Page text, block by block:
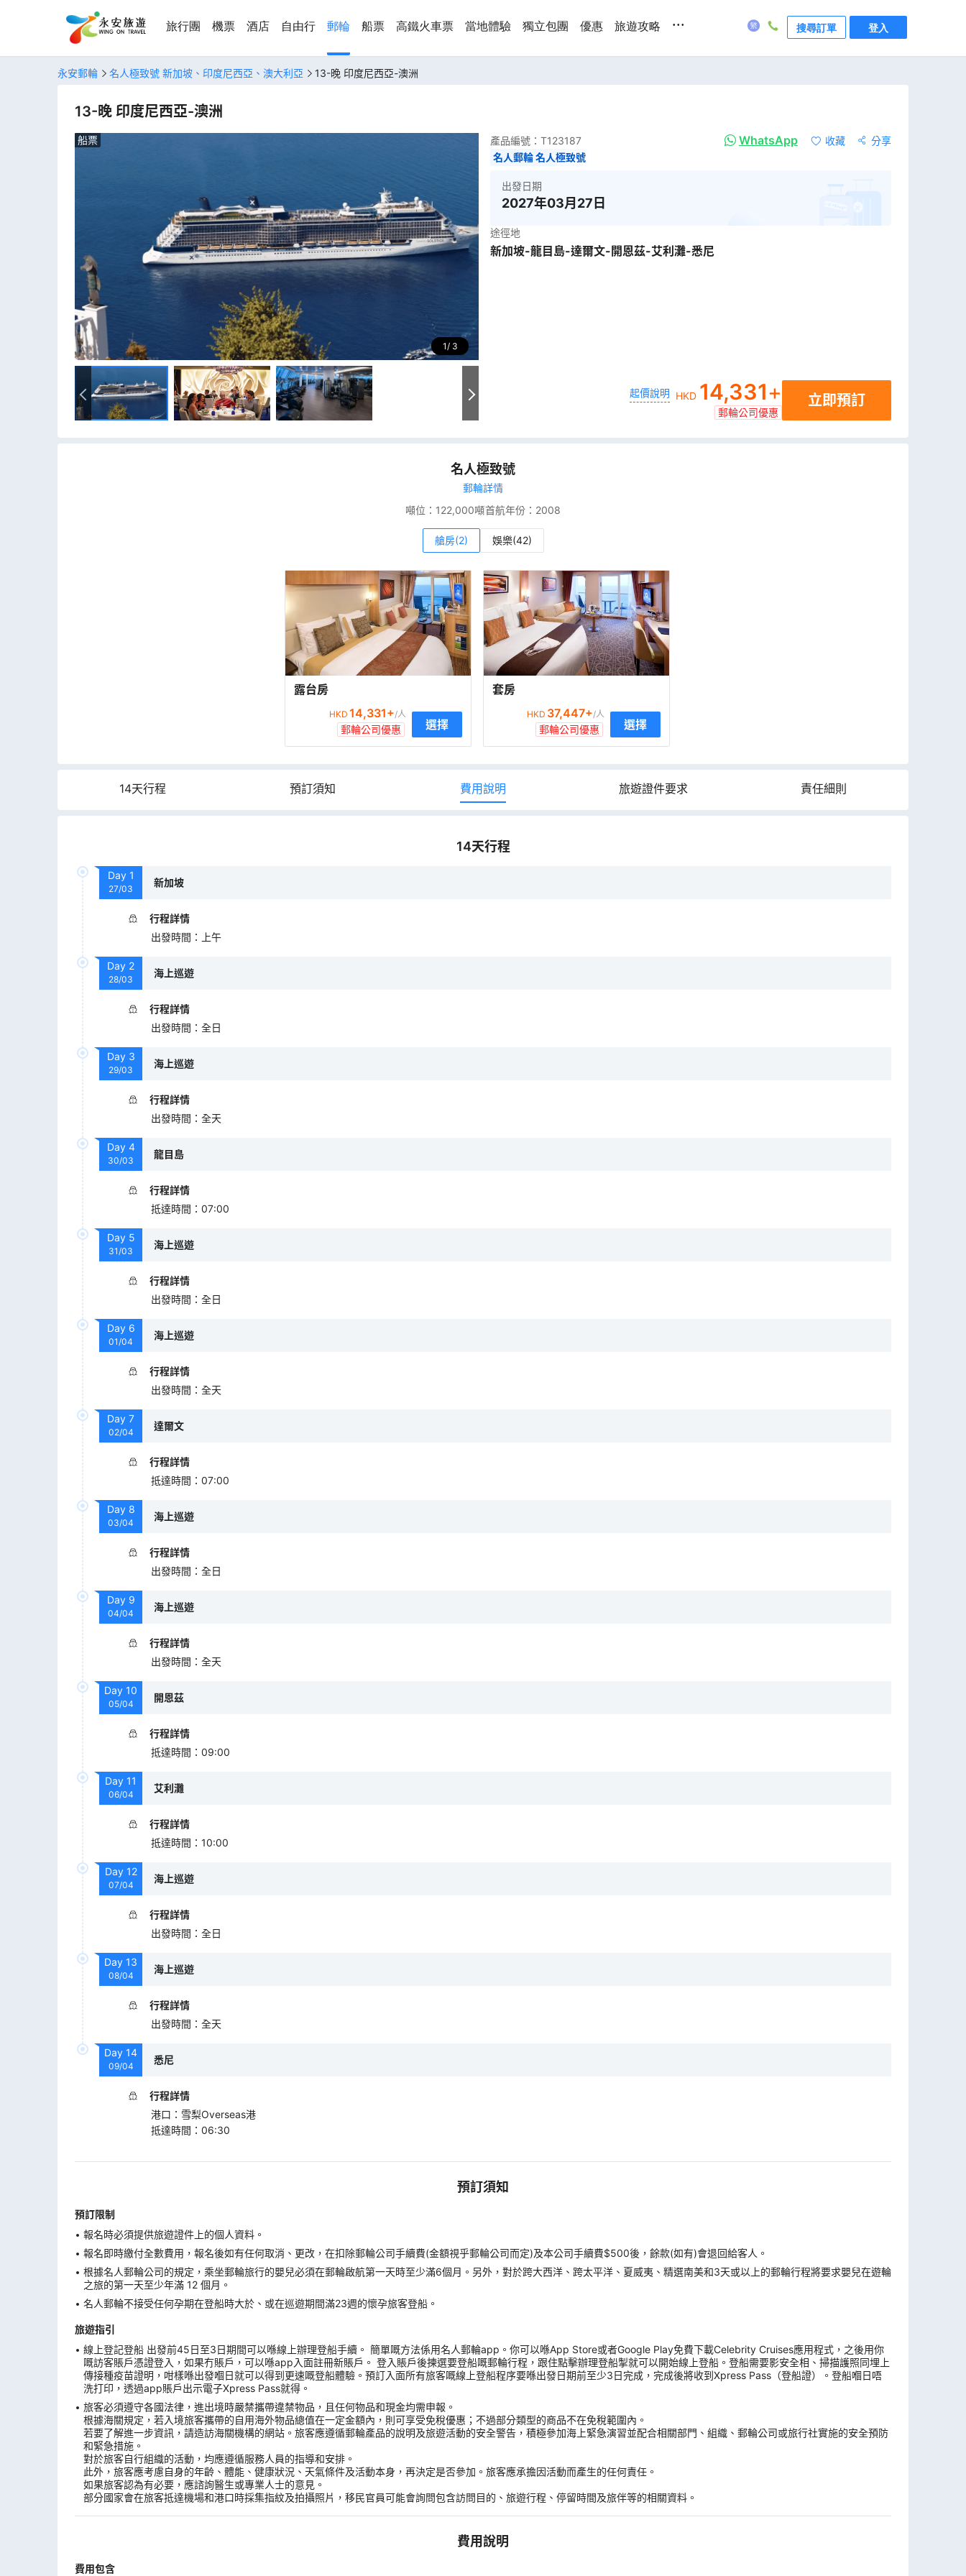
旅行團 機票 酒店 自由行 郵輪 船票 高鐵火車票 當地體驗 獨立包團 優惠 旅遊攻略 ... 搜尋訂單 登入
永安郵輪 名人極致號 新加坡、印度尼西亞、澳大利亞 13-晚 印度尼西亞-澳洲
13-晚 印度尼西亞-澳洲
1 3
船票 產品編號： T123187 WhatsApp 收藏
分享
名人郵輪 名人極致號
出發日期
2027年03月27日
途徑地
新加坡-龍目島-達爾文-開恩茲-艾利灘-悉尼
起價說明 HKD 14,331+
郵輪公司優惠
立即預訂
名人極致號
郵輪詳情
噸位： 122,000噸首航年份： 2008
艙房(2) 娛樂(42)
露台房
HKD 14,331+/人
郵輪公司優惠 選擇
套房
HKD 37,447+/人
郵輪公司優惠 選擇
14天行程 預訂須知 費用說明 旅遊證件要求 責任細則
14天行程
Day 1
27/03
新加坡
行程詳情
出發時間 ： 上午
Day 2
28/03
海上巡遊
行程詳情
出發時間 ： 全日
Day 3
29/03
海上巡遊
行程詳情
出發時間 ： 全天
Day 4
30/03
龍目島
行程詳情
抵達時間 ： 07:00
Day 5
31/03
海上巡遊
行程詳情
出發時間 ： 全日
Day 6
01/04
海上巡遊
行程詳情
出發時間 ： 全天
Day 7
02/04
達爾文
行程詳情
抵達時間 ： 07:00
Day 8
03/04
海上巡遊
行程詳情
出發時間 ： 全日
Day 9
04/04
海上巡遊
行程詳情
出發時間 ： 全天
Day 10
05/04
開恩茲
行程詳情
抵達時間 ： 09:00
Day 11
06/04
艾利灘
行程詳情
抵達時間 ： 10:00
Day 12
07/04
海上巡遊
行程詳情
出發時間 ： 全日
Day 13
08/04
海上巡遊
行程詳情
出發時間 ： 全天
Day 14
09/04
悉尼
行程詳情
港口 ： 雪梨Overseas港
抵達時間 ： 06:30
預訂須知
預訂限制
報名時必須提供旅遊證件上的個人資料。
報名即時繳付全數費用，報名後如有任何取消、更改，在扣除郵輪公司手續費(金額視乎郵輪公司而定)及本公司手續費$500後，餘款(如有)會退回給客人。
根據名人郵輪公司的規定，乘坐郵輪旅行的嬰兒必須在郵輪啟航第一天時至少滿6個月。另外，對於跨大西洋、跨太平洋、夏威夷、精選南美和3天或以上的郵輪行程將要求嬰兒在遊輪
之旅的第一天至少年滿 12 個月。
名人郵輪不接受任何孕期在登船時大於、或在巡遊期間滿23週的懷孕旅客登船。
旅遊指引
線上登記登船 出發前45日至3日期間可以喺線上辦理登船手續。 簡單嘅方法係用名人郵輪app。你可以喺App Store或者Google Play免費下載Celebrity Cruises應用程式，之後用你
嘅訪客賬戶憑證登入，如果冇賬戶，可以喺app入面註冊新賬戶。 登入賬戶後揀選要登船嘅郵輪行程，跟住點擊辦理登船掣就可以開始線上登船。登船需要影安全相、掃描護照同埋上
傳接種疫苗證明，咁樣喺出發嗰日就可以得到更速嘅登船體驗。預訂入面所有旅客嘅線上登船程序要喺出發日期前至少3日完成，完成後將收到Xpress Pass（登船證）。登船嗰日唔
洗打印，透過app賬戶出示電子Xpress Pass就得。
旅客必須遵守各國法律，進出境時嚴禁攜帶違禁物品，且任何物品和現金均需申報。
根據海關規定，若入境旅客攜帶的自用海外物品總值在一定金額內，則可享受免稅優惠；不過部分類型的商品不在免稅範圍內。
若要了解進一步資訊，請造訪海關機構的網站。旅客應遵循郵輪產品的說明及旅遊活動的安全警告，積極參加海上緊急演習並配合相關部門、組織、郵輪公司或旅行社實施的安全預防
和緊急措施。
對於旅客自行組織的活動，均應遵循服務人員的指導和安排。
此外，旅客應考慮自身的年齡、體能、健康狀況、天氣條件及活動本身，再決定是否參加。旅客應承擔因活動而產生的任何責任。
如果旅客認為有必要，應諮詢醫生或專業人士的意見。
部分國家會在旅客抵達機場和港口時採集指紋及拍攝照片，移民官員可能會詢問包含訪問目的、旅遊行程、停留時間及旅伴等的相關資料。
費用說明
費用包含